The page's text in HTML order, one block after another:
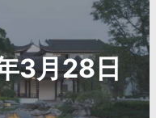
3月28日